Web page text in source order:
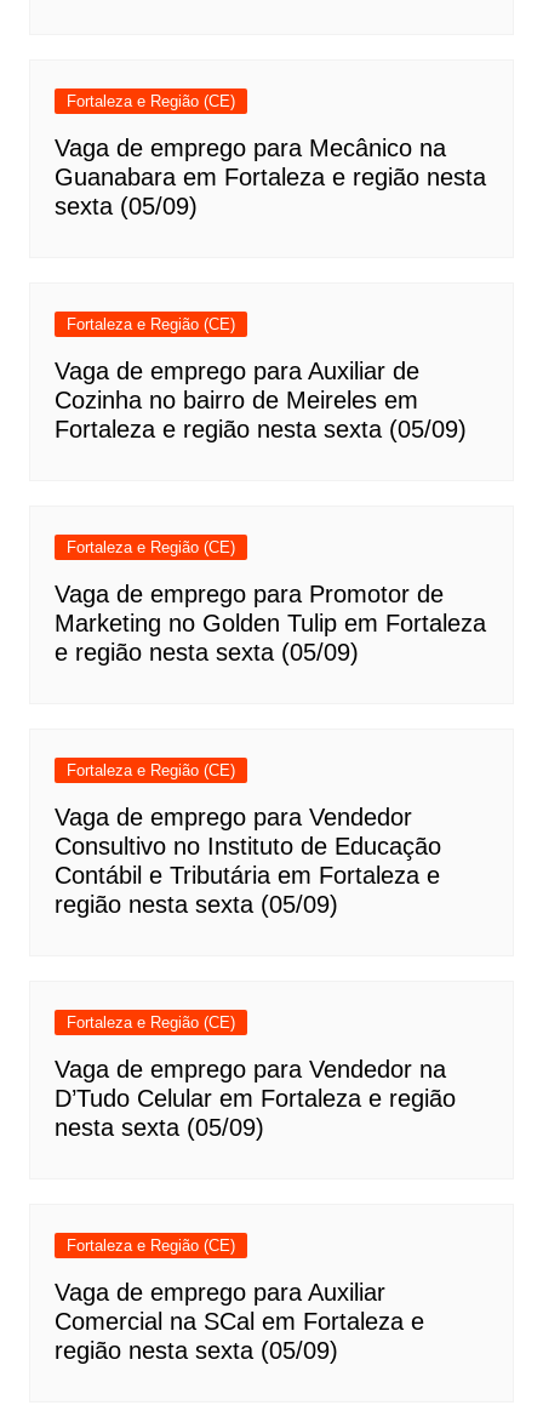
Fortaleza e Região (CE)
Vaga de emprego para Mecânico na
Guanabara em Fortaleza e região nesta
sexta (05/09)
Fortaleza e Região (CE)
Vaga de emprego para Auxiliar de
Cozinha no bairro de Meireles em
Fortaleza e região nesta sexta (05/09)
Fortaleza e Região (CE)
Vaga de emprego para Promotor de
Marketing no Golden Tulip em Fortaleza
e região nesta sexta (05/09)
Fortaleza e Região (CE)
Vaga de emprego para Vendedor
Consultivo no Instituto de Educação
Contábil e Tributária em Fortaleza e
região nesta sexta (05/09)
Fortaleza e Região (CE)
Vaga de emprego para Vendedor na
D’Tudo Celular em Fortaleza e região
nesta sexta (05/09)
Fortaleza e Região (CE)
Vaga de emprego para Auxiliar
Comercial na SCal em Fortaleza e
região nesta sexta (05/09)